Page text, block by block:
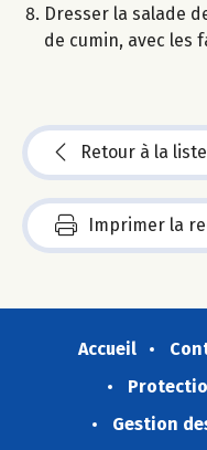
Dresser la salade
de cumin, avec les
Retour à la liste
Imprimer la
Accueil
Gestion